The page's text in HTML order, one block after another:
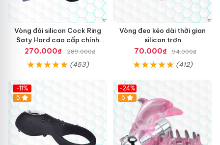
Vòng đôi silicon Cock Ring
Saty Hard cao cấp chính
hãng Mỹ
270.000₫ 289.000₫
(453)
Vòng đeo kéo dài thời gian
silicon trơn
70.000₫
94.000₫
(412)
-11%
5
-24%
5